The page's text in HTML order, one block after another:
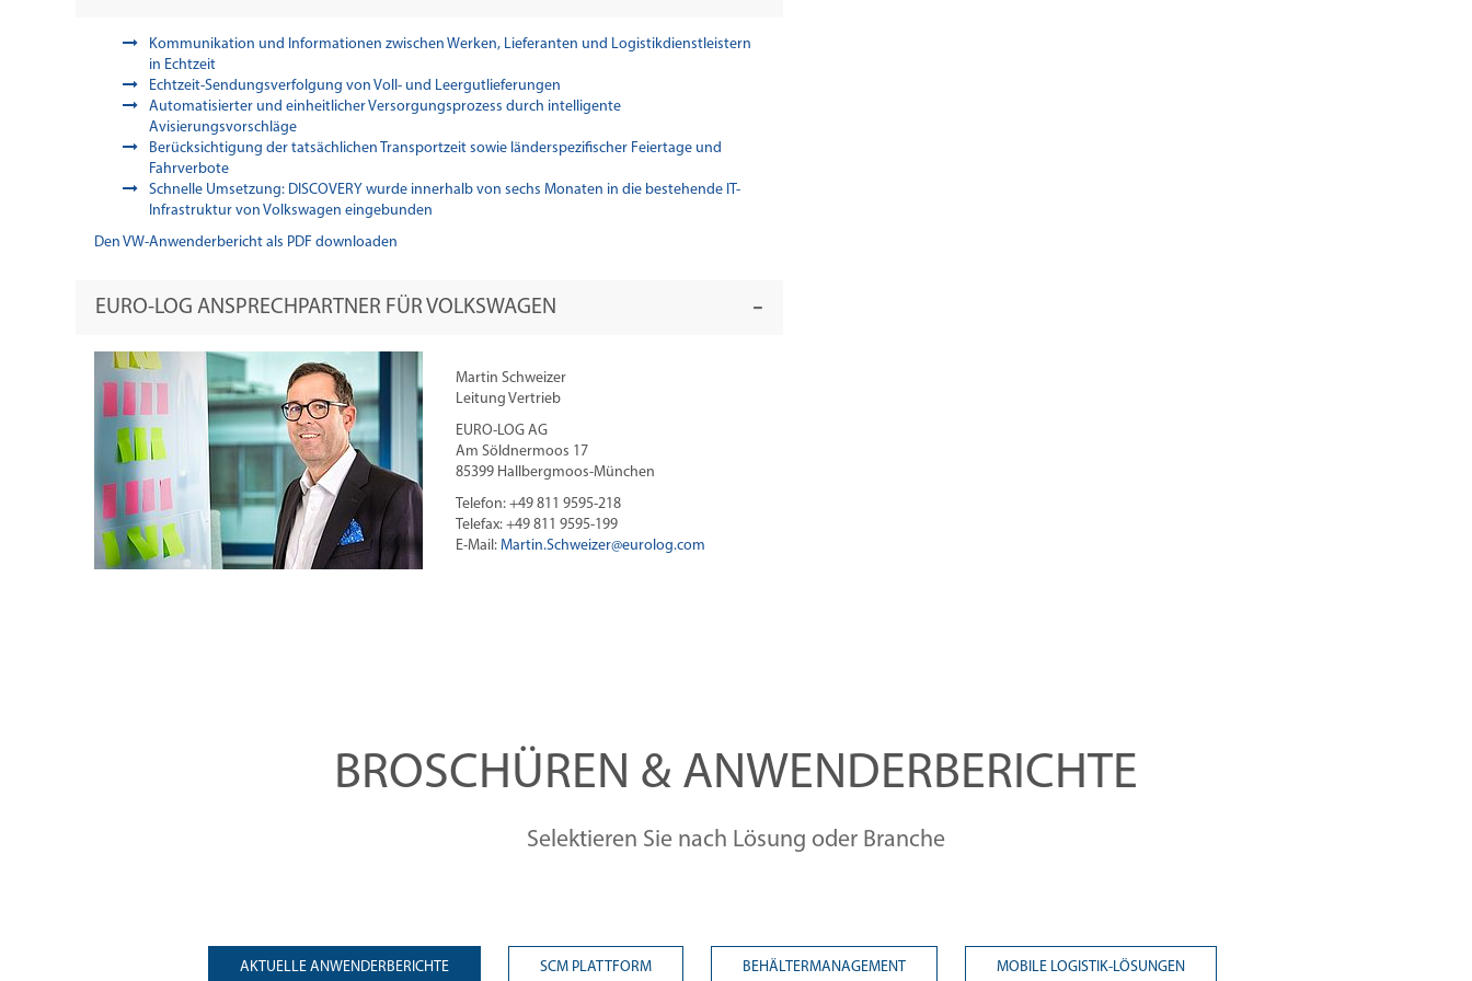
Kommunikation und Informationen zwischen Werken, Lieferanten und Logistikdienstleistern
in Echtzeit
Echtzeit-Sendungsverfolgung von Voll- und Leergutlieferungen
Automatisierter und einheitlicher Versorgungsprozess durch intelligente
Avisierungsvorschläge
Berücksichtigung der tatsächlichen Transportzeit sowie länderspezifischer Feiertage und
Fahrverbote
Schnelle Umsetzung: DISCOVERY wurde innerhalb von sechs Monaten in die bestehende IT-
Infrastruktur von Volkswagen eingebunden
Den VW-Anwenderbericht als PDF downloaden
EURO-LOG ANSPRECHPARTNER FÜR VOLKSWAGEN
Martin Schweizer
Leitung Vertrieb
EURO-LOG AG
Am Söldnermoos 17
85399 Hallbergmoos-München
Telefon: +49 811 9595-218
Telefax: +49 811 9595-199
E-Mail: Martin.Schweizer@eurolog.com
BROSCHÜREN & ANWENDERBERICHTE
Selektieren Sie nach Lösung oder Branche
AKTUELLE ANWENDERBERICHTE SCM PLATTFORM BEHÄLTERMANAGEMENT MOBILE LOGISTIK-LÖSUNGEN